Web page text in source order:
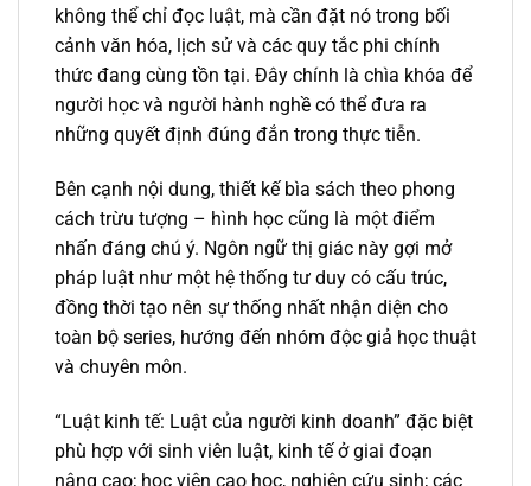
không thể chỉ đọc luật, mà cần đặt nó trong bối
cảnh văn hóa, lịch sử và các quy tắc phi chính
thức đang cùng tồn tại. Đây chính là chìa khóa để
người học và người hành nghề có thể đưa ra
những quyết định đúng đắn trong thực tiễn.
Bên cạnh nội dung, thiết kế bìa sách theo phong
cách trừu tượng – hình học cũng là một điểm
nhấn đáng chú ý. Ngôn ngữ thị giác này gợi mở
pháp luật như một hệ thống tư duy có cấu trúc,
đồng thời tạo nên sự thống nhất nhận diện cho
toàn bộ series, hướng đến nhóm độc giả học thuật
và chuyên môn.
“Luật kinh tế: Luật của người kinh doanh” đặc biệt
phù hợp với sinh viên luật, kinh tế ở giai đoạn
nâng cao; học viên cao học, nghiên cứu sinh; các